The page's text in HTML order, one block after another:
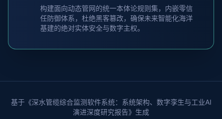
构建面向动态管网的统一本体论规则集，内嵌零信
任防御体系，杜绝黑客篡改，确保未来智能化海洋
基建的绝对实体安全与数字主权。
基于《深水管缆综合监测软件系统：系统架构、数字孪生与工业AI
演进深度研究报告》生成